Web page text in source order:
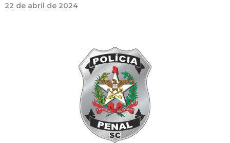
22 de abril de 2024